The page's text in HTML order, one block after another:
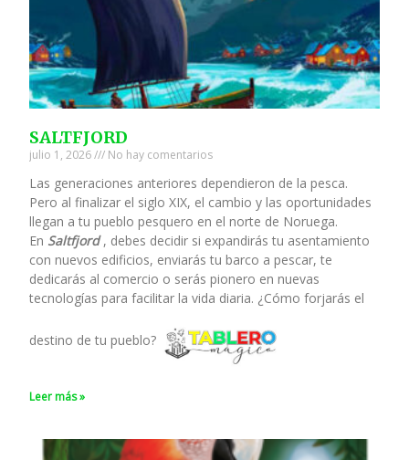
SALTFJORD
julio 1, 2026 No hay comentarios
Las generaciones anteriores dependieron de la pesca.
Pero al finalizar el siglo XIX, el cambio y las oportunidades
llegan a tu pueblo pesquero en el norte de Noruega.
En Saltfjord, debes decidir si expandirás tu asentamiento
con nuevos edificios, enviarás tu barco a pescar, te
dedicarás al comercio o serás pionero en nuevas
tecnologías para facilitar la vida diaria. ¿Cómo forjarás el
destino de tu pueblo?
Leer más »